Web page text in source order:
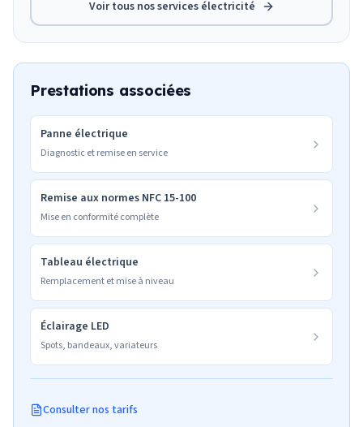
Voir tous nos services électricité
Prestations associées
Panne électrique
Diagnostic et remise en service
Remise aux normes NFC 15-100
Mise en conformité complète
Tableau électrique
Remplacement et mise à niveau
Éclairage LED
Spots, bandeaux, variateurs
Consulter nos tarifs